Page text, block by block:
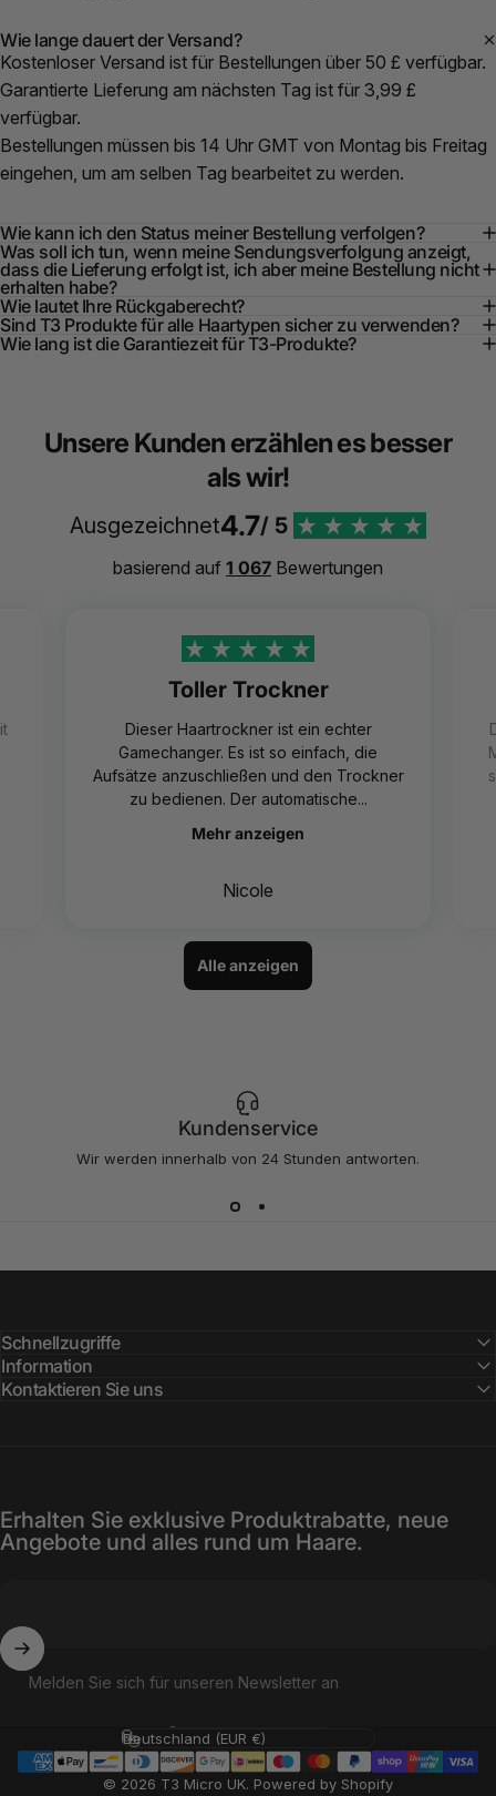
Wie lange dauert der Versand?
Kostenloser Versand ist für Bestellungen über 50 £ verfügbar.
Garantierte Lieferung am nächsten Tag ist für 3,99 £
verfügbar.
Bestellungen müssen bis 14 Uhr GMT von Montag bis Freitag
eingehen, um am selben Tag bearbeitet zu werden.
Wie kann ich den Status meiner Bestellung verfolgen?
Was soll ich tun, wenn meine Sendungsverfolgung anzeigt,
dass die Lieferung erfolgt ist, ich aber meine Bestellung nicht
erhalten habe?
Wie lautet Ihre Rückgaberecht?
Sind T3 Produkte für alle Haartypen sicher zu verwenden?
Wie lang ist die Garantiezeit für T3-Produkte?
Unsere Kunden erzählen es besser
als wir!
Ausgezeichnet4.7/ 5
basierend auf 1 067 Bewertungen
Toller Trockner
Dieser Haartrockner ist ein echter
Gamechanger. Es ist so einfach, die
Aufsätze anzuschließen und den Trockner
zu bedienen. Der automatische...
Mehr anzeigen
Nicole
Alle anzeigen
Kundenservice
Wir werden innerhalb von 24 Stunden antworten.
Schnellzugriffe
Information
Kontaktieren Sie uns
Erhalten Sie exklusive Produktrabatte, neue
Angebote und alles rund um Haare.
Melden Sie sich für unseren Newsletter an
© 2026 T3 Micro UK. Powered by Shopify
Sprache
Land/Region